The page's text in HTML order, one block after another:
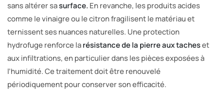
sans altérer sasurface. En revanche, les produits acides
comme le vinaigre ou le citron fragilisent le matériau et
ternissent ses nuances naturelles. Une protection
hydrofuge renforce larésistance de la pierre aux tacheset
aux infiltrations, en particulier dans les pièces exposées à
l’humidité. Ce traitement doit être renouvelé
périodiquement pour conserver son efficacité.